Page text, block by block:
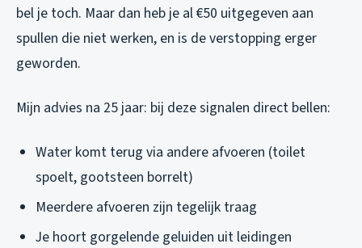
bel je toch. Maar dan heb je al €50 uitgegeven aan
spullen die niet werken, en is de verstopping erger
geworden.
Mijn advies na 25 jaar: bij deze signalen direct bellen:
Water komt terug via andere afvoeren (toilet
spoelt, gootsteen borrelt)
Meerdere afvoeren zijn tegelijk traag
Je hoort gorgelende geluiden uit leidingen